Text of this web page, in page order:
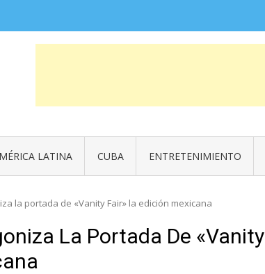
LATINA CUBA ENTRETENIMIENTO
la portada de «Vanity Fair» la edición mexicana
La Portada De «Vanity